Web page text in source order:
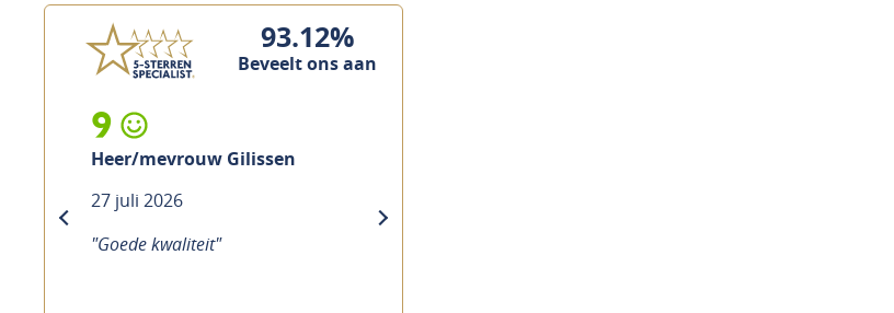
93.12%
Beveelt ons aan
9
Heer/mevrouw Gilissen
27 juli 2026
"Goede kwaliteit"
next